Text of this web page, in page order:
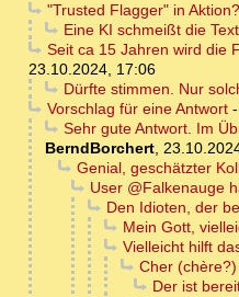
"Trusted Flagger" in
Eine KI schmeißt die
Seit ca 15 Jahren wird die
23.10.2024, 17:06
Dürfte stimmen. Nur
Vorschlag für eine Antwort-
Sehr gute Antwort. Im
BerndBorchert,
Genial, geschätzter
User @Falkenauge
Den Idioten, der
Mein Gott,
Vielleicht hilft
Cher (chère?)
Der ist